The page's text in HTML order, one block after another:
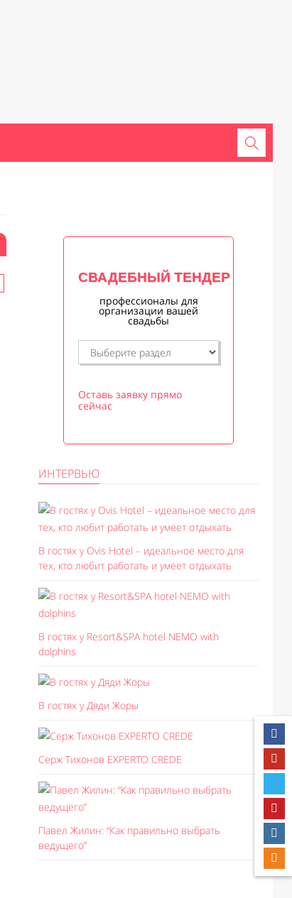
СВАДЕБНЫЙ ТЕНДЕР
профессионалы для
организации вашей
свадьбы
Оставь заявку прямо
сейчас
ИНТЕРВЬЮ
В гостях у Ovis Hotel – идеальное место для
тех, кто любит работать и умеет отдыхать
В гостях у Resort&SPA hotel NEMO with
dolphins
В гостях у Дяди Жоры
Серж Тихонов EXPERTO CREDE
Павел Жилин: “Как правильно выбрать
ведущего”